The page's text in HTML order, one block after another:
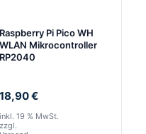
Raspberry Pi Pico WH
WLAN Mikrocontroller
RP2040
18,90€
inkl. 19 % MwSt.
zzgl.